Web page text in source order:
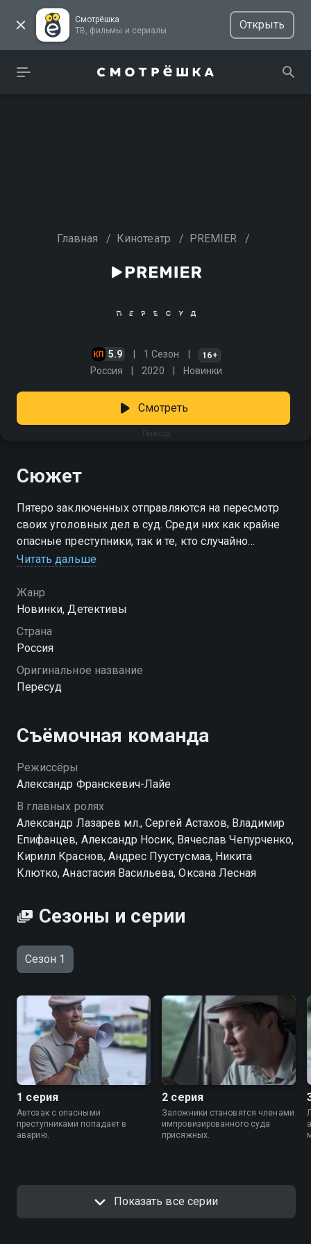
Смотрёшка
ТВ, фильмы и сериалы
Открыть
Главная / Кинотеатр / PREMIER /
5.9 1 Сезон 16+
Россия 2020 Новинки
Пересуд
Смотреть
Сюжет
Пятеро заключенных отправляются на пересмотр
своих уголовных дел в суд. Среди них как крайне
опасные преступники, так и те, кто случайно
оступился. Автозак попадает в аварию, и один из
вынуждают попутчиков сбежать с места
преступления и сесть в автобус до Москвы.
Внезапно пассажиры становятся заложниками,
которым предлагается взять на себя роль
Читать дальше
Жанр
Новинки, Детективы
Страна
Россия
Оригинальное название
Пересуд
Съёмочная команда
Режиссёры
Александр Франскевич-Лайе
В главных ролях
Александр Лазарев мл., Сергей Астахов, Владимир
Епифанцев, Александр Носик, Вячеслав Чепурченко,
Кирилл Краснов, Андрес Пуустусмаа, Никита
Клютко, Анастасия Васильева, Оксана Лесная
Сезоны и серии
Сезон 1
1 серия
Автозак с опасными
преступниками попадает в
аварию.
2 серия
Заложники становятся членами
импровизированного суда
присяжных.
Показать все серии